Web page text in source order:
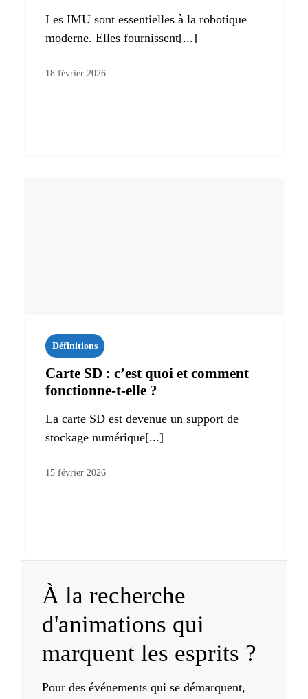
Les IMU sont essentielles à la robotique
moderne. Elles fournissent[...]
18 février 2026
Définitions
Carte SD : c’est quoi et comment
fonctionne-t-elle ?
La carte SD est devenue un support de
stockage numérique[...]
15 février 2026
À la recherche
d'animations qui
marquent les esprits ?
Pour des événements qui se démarquent,